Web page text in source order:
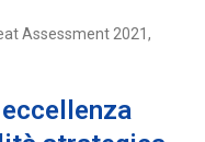
Assessment 2021,